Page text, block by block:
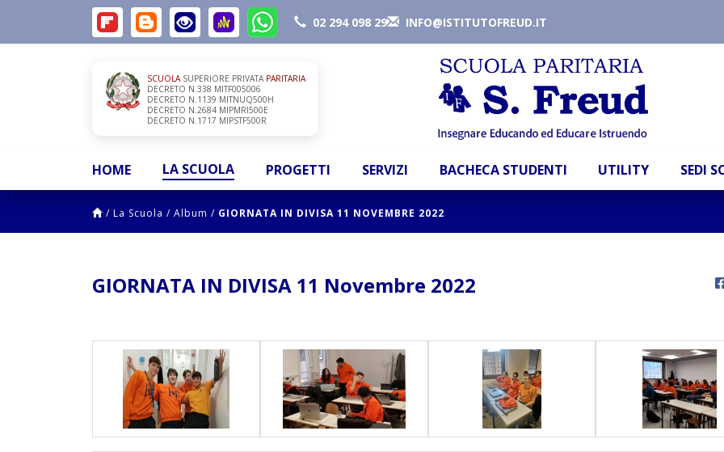
02 294 098 29 INFO@ISTITUTOFREUD.IT
SCUOLASUPERIORE PRIVATA PARITARIA
DECRETO N.338 MITF005006
DECRETO N.1139 MITNUQ500H
DECRETO N.2684 MIPMRI500E
DECRETO N.1717 MIPSTF500R
HOME LA SCUOLA PROGETTI SERVIZI BACHECA STUDENTI UTILITY SEDI
/ La Scuola / Album / GIORNATA IN DIVISA 11 NOVEMBRE 2022
GIORNATA IN DIVISA 11 Novembre 2022